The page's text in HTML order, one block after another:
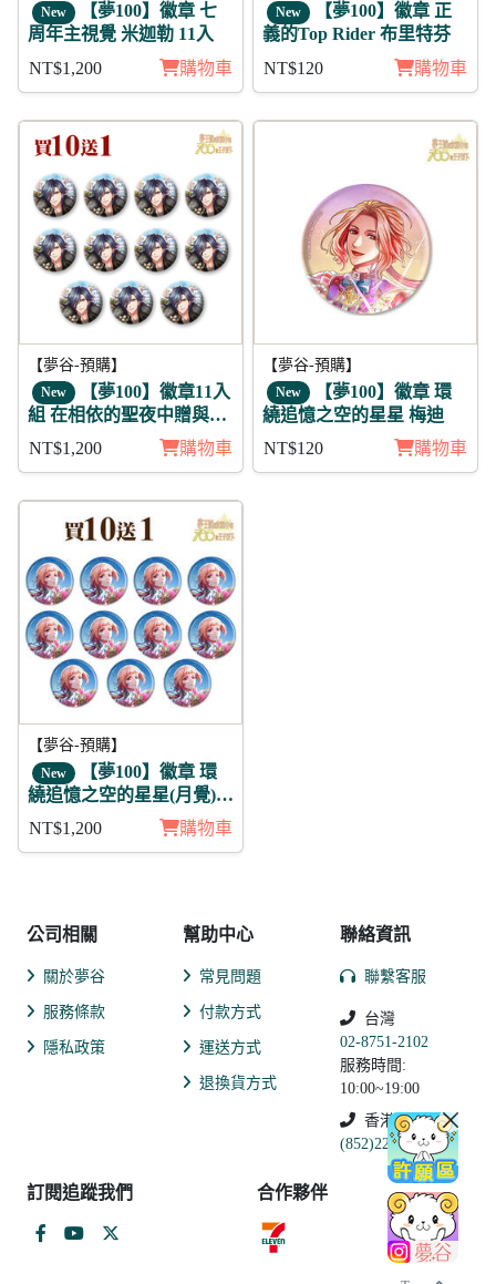
New 【夢100】徽章 七
周年主視覺 米迦勒 11入
NT$1,200
購物車
New 【夢100】徽章 正
義的Top Rider 布里特芬
NT$120
購物車
【夢谷-預購】
New 【夢100】徽章11入
組 在相依的聖夜中贈與的
NT$1,200 購物車
【夢谷-預購】
New 【夢100】徽章 環
繞追憶之空的星星 梅迪
NT$120
購物車
【夢谷-預購】
New 【夢100】徽章 環
繞追憶之空的星星(月覺)
NT$1,200 購物車
公司相關
關於夢谷
服務條款
隱私政策
幫助中心
常見問題
付款方式
運送方式
退換貨方式
聯絡資訊
聯繫客服
台灣
02-8751-2102
服務時間:
10:00~19:00
香港
(852)2250-9311
訂閱追蹤我們 合作夥伴